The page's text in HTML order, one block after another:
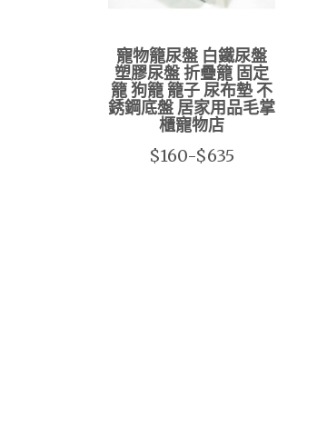
寵物籠尿盤 白鐵尿盤
塑膠尿盤 折疊籠 固定
籠 狗籠 籠子 尿布墊 不
銹鋼底盤 居家用品毛掌
櫃寵物店
$160-$635